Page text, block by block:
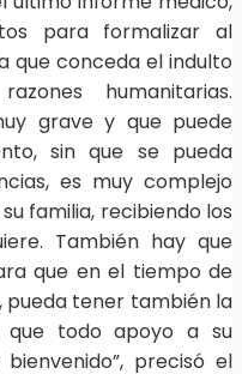
para formalizar al
que conceda el indulto
humanitarias.
grave y que puede
sin que se pueda
es muy complejo
familia, recibiendo los
También hay que
que en el tiempo de
pueda tener también la
que todo apoyo a su
precisó el